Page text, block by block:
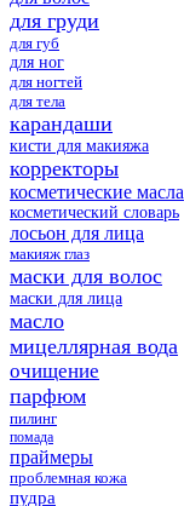
для груди
для губ
для ног
для ногтей
для тела
карандаши
кисти для макияжа
корректоры
косметические масла
косметический словарь
лосьон для лица
макияж глаз
маски для волос
маски для лица
масло
мицеллярная вода
очищение
парфюм
пилинг
помада
праймеры
проблемная кожа
пудра